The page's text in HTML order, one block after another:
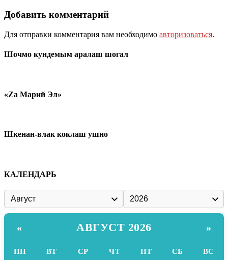
Добавить комментарий
Для отправки комментария вам необходимо авторизоваться.
Шочмо кундемым аралаш шогал
«Zа Марий Эл»
Шкенан-влак коклаш ушно
КАЛЕНДАРЬ
« АВГУСТ 2026 »
ПН ВТ СР ЧТ ПТ СБ ВС